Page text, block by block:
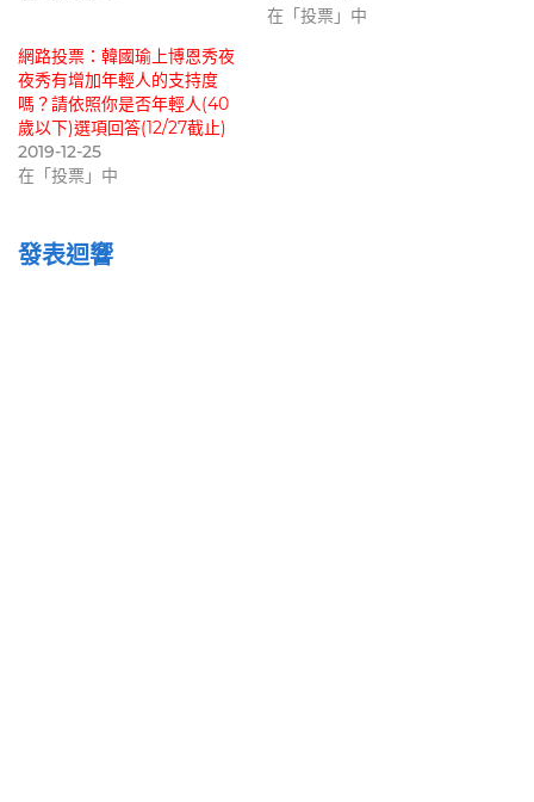
在「投票」中
網路投票：韓國瑜上博恩秀夜
夜秀有增加年輕人的支持度
嗎？請依照你是否年輕人(40
歲以下)選項回答(12/27截止)
2019-12-25
在「投票」中
發表迴響